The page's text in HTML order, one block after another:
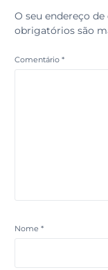
O seu endereço
obrigatórios são
Comentário*
Nome*